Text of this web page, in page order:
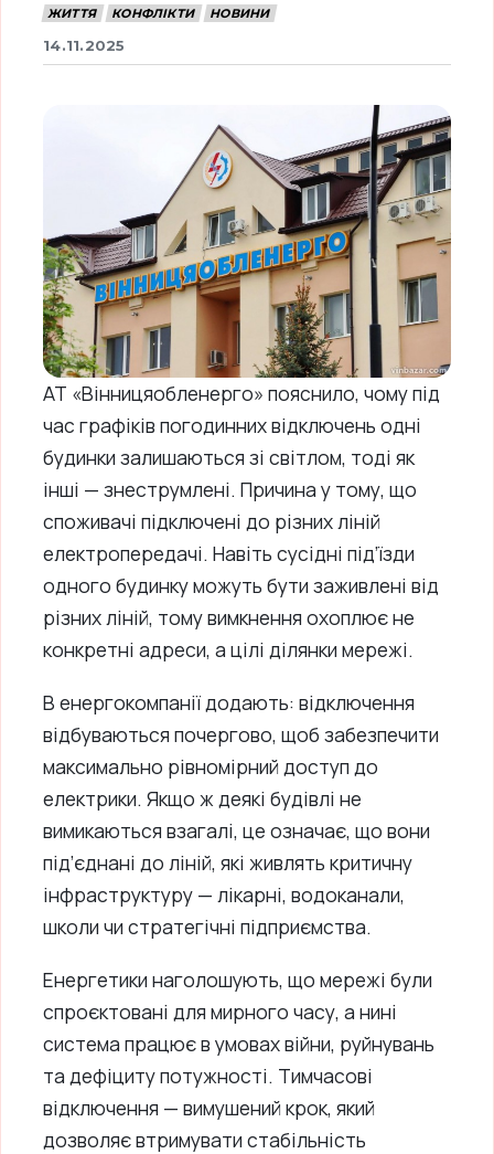
ЖИТТЯ КОНФЛІКТИ НОВИНИ
14.11.2025
АТ «Вінницяобленерго» пояснило, чому під
час графіків погодинних відключень одні
будинки залишаються зі світлом, тоді як
інші — знеструмлені. Причина у тому, що
споживачі підключені до різних ліній
електропередачі. Навіть сусідні під’їзди
одного будинку можуть бути заживлені від
різних ліній, тому вимкнення охоплює не
конкретні адреси, а цілі ділянки мережі.
В енергокомпанії додають: відключення
відбуваються почергово, щоб забезпечити
максимально рівномірний доступ до
електрики. Якщо ж деякі будівлі не
вимикаються взагалі, це означає, що вони
під’єднані до ліній, які живлять критичну
інфраструктуру — лікарні, водоканали,
школи чи стратегічні підприємства.
Енергетики наголошують, що мережі були
спроєктовані для мирного часу, а нині
система працює в умовах війни, руйнувань
та дефіциту потужності. Тимчасові
відключення — вимушений крок, який
дозволяє втримувати стабільність